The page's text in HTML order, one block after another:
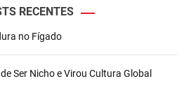
RECENTES
no Fígado
Ser Nicho e Virou Cultura Global